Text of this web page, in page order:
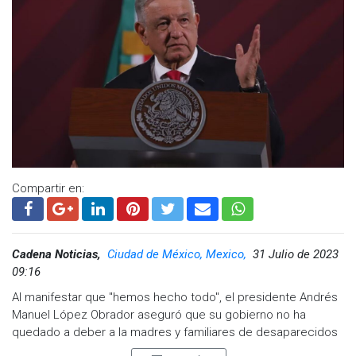
Visita y accede a todo nuestro contenido |
www.cadenanoticias.com
Facebook:@cadenanoticiasmx| Instagram:
@cadenanoticiasmx | TikTok: @CadenaNoticias
Whatsapp:@CadenaNoticias|
Compartir en:
Cadena Noticias, Ciudad de México, Mexico, 31 Julio de 2023
09:16
Al manifestar que "hemos hecho todo", el presidente Andrés
Manuel López Obrador aseguró que su gobierno no ha
quedado a deber a la madres y familiares de desaparecidos
pues afirmo que su gobierno ha hecho todo para atender sus